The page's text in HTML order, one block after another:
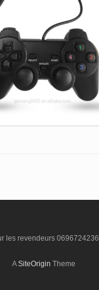
les revendeurs 0696724236
ASiteOrigin Theme